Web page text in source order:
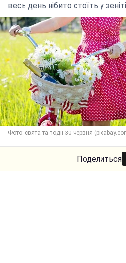
весь день нібито стоїть у зеніті
Фото: свята та події 30 червня
Поделиться